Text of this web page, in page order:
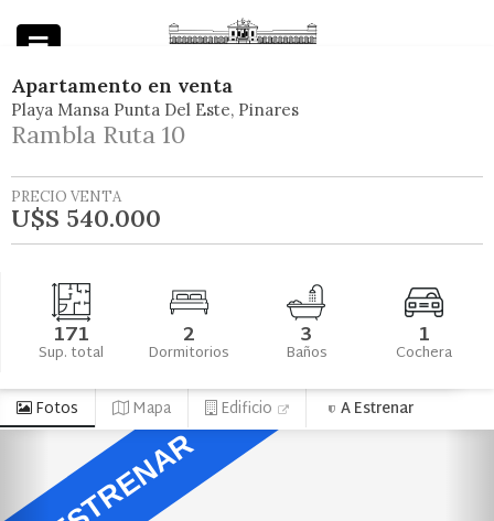
Apartamento en venta
Playa Mansa Punta Del Este Pinares
Rambla Ruta 10
PRECIO VENTA
U$S 540.000
171
Sup. total 2
Dormitorios 3
Baños 1
Cochera
Fotos Mapa Edificio A Estrenar